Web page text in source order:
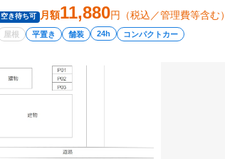
空き待ち可 月額11,880円（税込／管理費等含む）
屋根 平置き 舗装 24h コンパクトカー